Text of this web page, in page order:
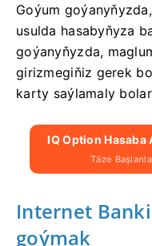
Goýum
usulda hasabyňyza
goýanyňyzda,
girizmegiňiz gerek
karty saýlamaly
IQ Option
Täze
Internet
goýmak